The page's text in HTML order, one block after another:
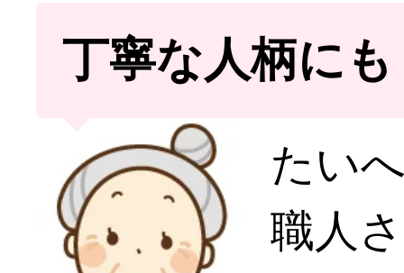
丁寧な人柄にも
たい
職人